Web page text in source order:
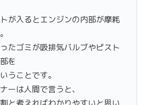
が入るとエンジンの内部が摩耗
たゴミが吸排気バルブやピスト
を
うことです。
ーは人間で言うと、